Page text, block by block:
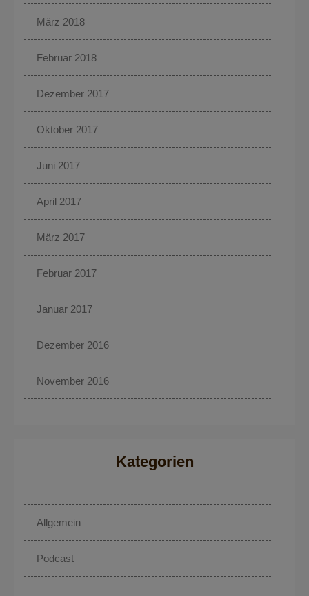
März 2018
Februar 2018
Dezember 2017
Oktober 2017
Juni 2017
April 2017
März 2017
Februar 2017
Januar 2017
Dezember 2016
November 2016
Kategorien
Allgemein
Podcast